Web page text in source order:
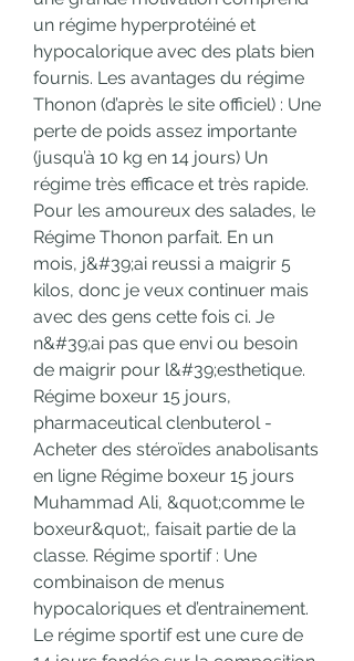
un régime hyperprotéiné et
hypocalorique avec des plats bien
fournis. Les avantages du régime
Thonon (d’après le site officiel) : Une
perte de poids assez importante
(jusqu’à 10 kg en 14 jours) Un
régime très efficace et très rapide.
Pour les amoureux des salades, le
Régime Thonon parfait. En un
mois, j&#39;ai reussi a maigrir 5
kilos, donc je veux continuer mais
avec des gens cette fois ci. Je
n&#39;ai pas que envi ou besoin
de maigrir pour l&#39;esthetique.
Régime boxeur 15 jours,
pharmaceutical clenbuterol -
Acheter des stéroïdes anabolisants
en ligne Régime boxeur 15 jours
Muhammad Ali, &quot;comme le
boxeur&quot;, faisait partie de la
classe. Régime sportif : Une
combinaison de menus
hypocaloriques et d’entrainement.
Le régime sportif est une cure de